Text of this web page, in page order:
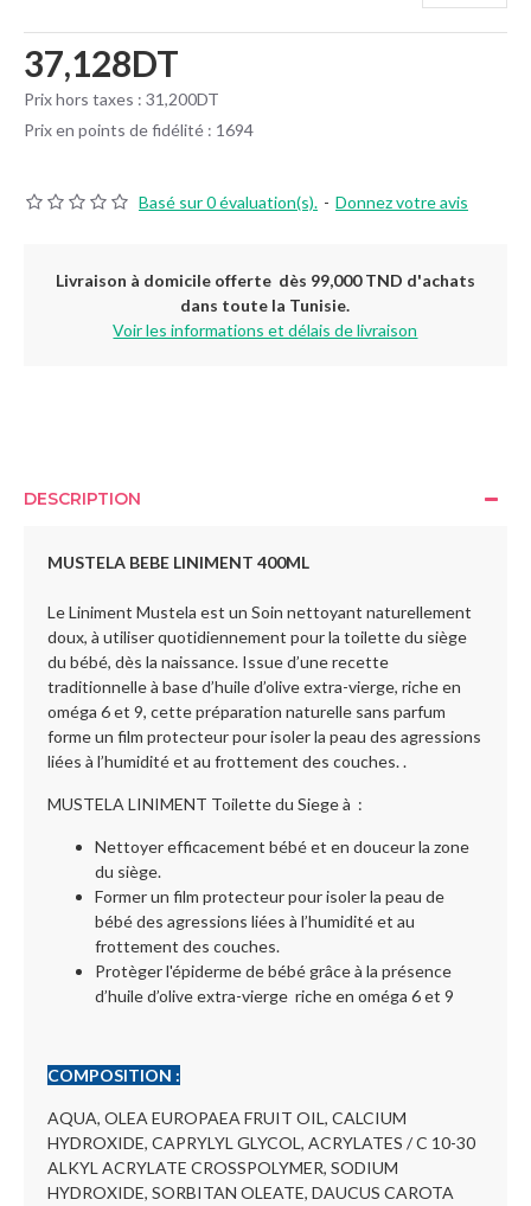
Basé sur 0 évaluation(s). - Donnez votre avis
37,128DT
Prix hors taxes : 31,200DT
Prix en points de fidélité : 1694
Livraison à domicile offerte dès 99,000 TND d'achats
dans toute la Tunisie.
Voir les informations et délais de livraison
DESCRIPTION
MUSTELA BEBE LINIMENT 400ML
Le Liniment Mustela est un Soin nettoyant naturellement
doux, à utiliser quotidiennement pour la toilette du siège
du bébé, dès la naissance. Issue d’une recette
traditionnelle à base d’huile d’olive extra-vierge, riche en
oméga 6 et 9, cette préparation naturelle sans parfum
forme un film protecteur pour isoler la peau des agressions
liées à l’humidité et au frottement des couches. .
MUSTELA LINIMENT Toilette du Siege à :
Nettoyer efficacement bébé et en douceur la zone
du siège.
Former un film protecteur pour isoler la peau de
bébé des agressions liées à l’humidité et au
frottement des couches.
Protèger l'épiderme de bébé grâce à la présence
d’huile d’olive extra-vierge riche en oméga 6 et 9
COMPOSITION :
AQUA, OLEA EUROPAEA FRUIT OIL, CALCIUM
HYDROXIDE, CAPRYLYL GLYCOL, ACRYLATES / C 10-30
ALKYL ACRYLATE CROSSPOLYMER, SODIUM
HYDROXIDE, SORBITAN OLEATE, DAUCUS CAROTA